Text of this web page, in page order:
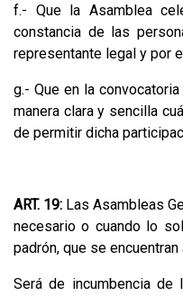
f.- Que la Asamblea
constancia de las
representante legal y por
g.- Que en la
manera clara y sencilla
de permitir dicha
ART. 19: Las Asambleas
necesario o cuando lo
padrón, que se
Será de incumbencia de